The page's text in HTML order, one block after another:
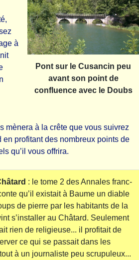
Pont sur le Cusancin peu
avant son point de
confluence avec le Doubs
à
mènera à la crête que vous suivrez
en profitant des nombreux points de
qu’il vous offrira.
: le tome 2 des Annales franc-
qu’il existait à Baume un diable
de pierre par les habitants de la
s’installer au Châtard. Seulement
rien de religieuse... il profitait de
ce qui se passait dans les
à un journaliste peu scrupuleux...